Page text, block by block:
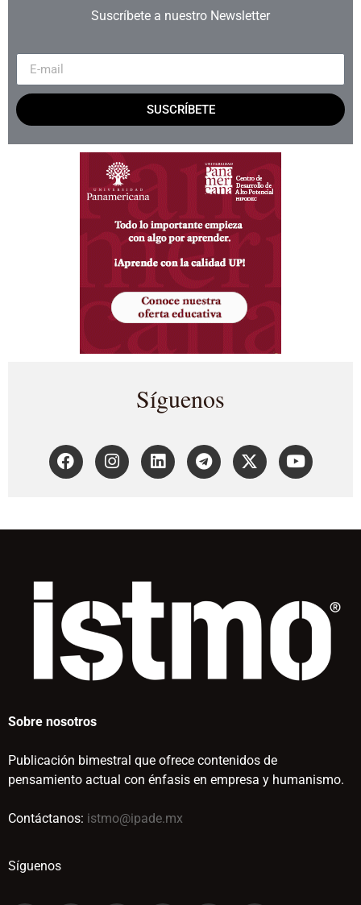
Suscríbete a nuestro Newsletter
SUSCRÍBETE
Síguenos
Sobre nosotros
Publicación bimestral que ofrece contenidos de
pensamiento actual con énfasis en empresa y humanismo.
Contáctanos: istmo@ipade.mx
Síguenos